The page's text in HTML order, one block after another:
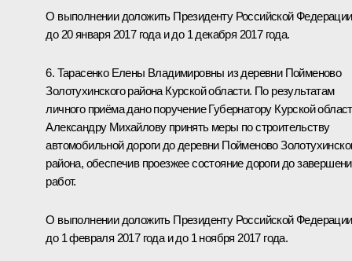
О выполнении доложить Президенту Российской Федерации
до 20 января 2017 года и до 1 декабря 2017 года.
6. Тарасенко Елены Владимировны из деревни Пойменово
Золотухинского района Курской области. По результатам
личного приёма дано поручение Губернатору Курской
Александру Михайлову принять меры по строительству
автомобильной дороги до деревни Пойменово
района, обеспечив проезжее состояние дороги до
работ.
О выполнении доложить Президенту Российской Федерации
до 1 февраля 2017 года и до 1 ноября 2017 года.